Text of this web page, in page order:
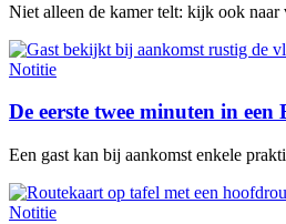
Niet alleen de kamer telt: kijk ook naar
Notitie
De eerste twee minuten in
Een gast kan bij aankomst enkele
Notitie